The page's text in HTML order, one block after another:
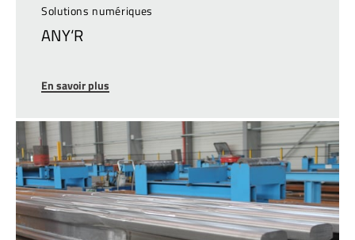
Solutions numériques
ANY‘R
En savoir plus